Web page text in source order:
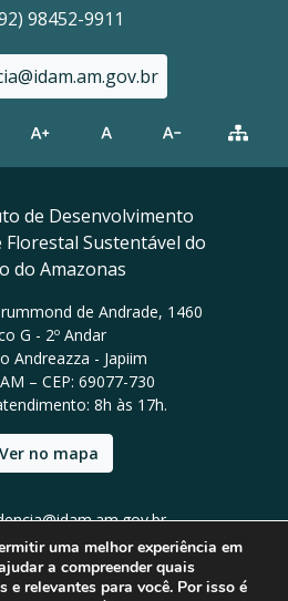
98452-9911
de Desenvolvimento
Sustentável do
do Amazonas
de Andrade, 1460
G - 2º Andar
Andreazza - Japiim
– CEP: 69077-730
8h às 17h.
Ver no mapa
98452-9911
uma melhor experiência em
a compreender quais
e relevantes para você. Por isso é